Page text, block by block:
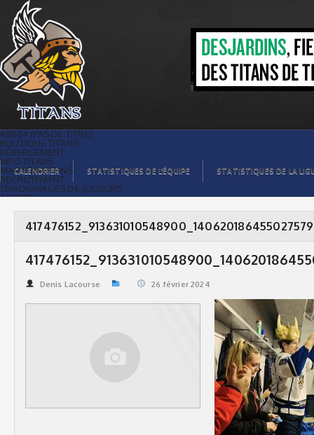
417476152_913631010548900_1406201864550275796_n
(1) | Titans de témiscaming
#8804 (PAS DE TITRE)
BOUTIQUE TITANS
HÉBERGEMENT
INFO TITANS
MAGASIN TITANS
RECRUTEMENT
TÉMOIGNAGES DE JOUEURS
ACCUEIL
GALERIE PHOTOS
STATISTIQUES
ORGANISATION
CALENDRIER
COMMANDITAIRES
CALENDRIER STATISTIQUES DE L’ÉQUIPE STATISTIQUES DE LA
Denis Lacourse 26.février 2024